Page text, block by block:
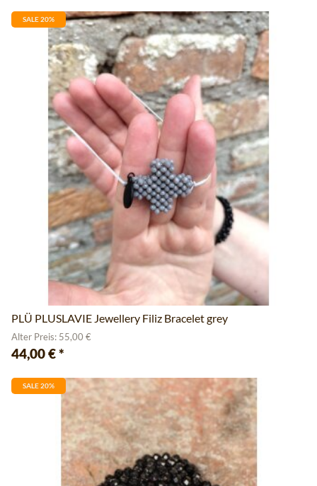
SALE 20%
PLÜ PLUSLAVIE Jewellery Filiz Bracelet grey
Alter Preis: 55,00 €
44,00 €*
SALE 20%